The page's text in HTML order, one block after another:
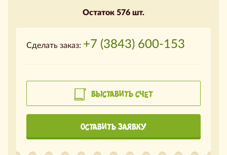
Остаток 576 шт.
Сделать заказ: +7 (3843) 600-153
ВЫСТАВИТЬ СЧЕТ
ОСТАВИТЬ ЗАЯВКУ